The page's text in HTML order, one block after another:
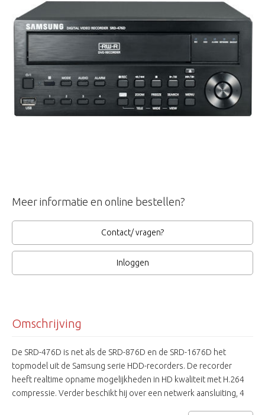
Meer informatie en online bestellen?
Contact/ vragen?
Inloggen
Omschrijving
De SRD-476D is net als de SRD-876D en de SRD-1676D het
topmodel uit de Samsung serie HDD-recorders. De recorder
heeft realtime opname mogelijkheden in HD kwaliteit met H.264
compressie. Verder beschikt hij over een netwerk aansluiting, 4